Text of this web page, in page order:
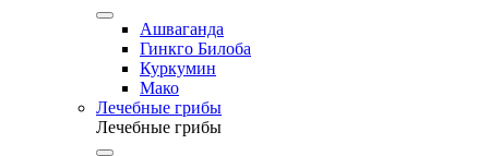
Ашваганда
Гинкго Билоба
Куркумин
Мако
Лечебные грибы
Лечебные грибы